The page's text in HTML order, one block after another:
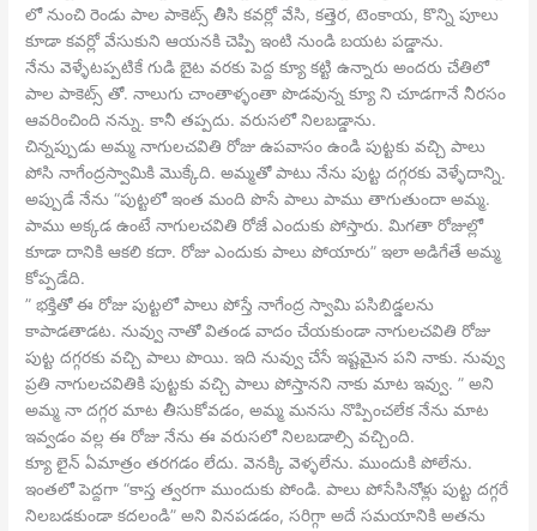
లో నుంచి రెండు పాల పాకెట్స్ తీసి కవర్లో వేసి, కత్తెర, టెంకాయ, కొన్ని పూలు
కూడా కవర్లో వేసుకుని ఆయనకి చెప్పి ఇంటి నుండి బయట పడ్డాను.
నేను వెళ్ళేటప్పటికే గుడి బైట వరకు పెద్ద క్యూ కట్టి ఉన్నారు అందరు చేతిలో
పాల పాకెట్స్ తో. నాలుగు చాంతాళ్ళంతా పొడవున్న క్యూ ని చూడగానే నీరసం
ఆవరించింది నన్ను. కానీ తప్పదు. వరుసలో నిలబడ్డాను.
చిన్నప్పుడు అమ్మ నాగులచవితి రోజు ఉపవాసం ఉండి పుట్టకు వచ్చి పాలు
పోసి నాగేంద్రస్వామికి మొక్కేది. అమ్మతో పాటు నేను పుట్ట దగ్గరకు వెళ్ళేదాన్ని.
అప్పుడే నేను “పుట్టలో ఇంత మంది పొసే పాలు పాము తాగుతుందా అమ్మ.
పాము అక్కడ ఉంటే నాగులచవితి రోజే ఎందుకు పోస్తారు. మిగతా రోజుల్లో
కూడా దానికి ఆకలి కదా. రోజు ఎందుకు పాలు పోయారు” ఇలా అడిగేతే అమ్మ
కోప్పడేది.
” భక్తితో ఈ రోజు పుట్టలో పాలు పోస్తే నాగేంద్ర స్వామి పసిబిడ్డలను
కాపాడతాడట. నువ్వు నాతో వితండ వాదం చేయకుండా నాగులచవితి రోజు
పుట్ట దగ్గరకు వచ్చి పాలు పొయి. ఇది నువ్వు చేసే ఇష్టమైన పని నాకు. నువ్వు
ప్రతి నాగులచవితికి పుట్టకు వచ్చి పాలు పోస్తానని నాకు మాట ఇవ్వు. ” అని
అమ్మ నా దగ్గర మాట తీసుకోవడం, అమ్మ మనసు నొప్పించలేక నేను మాట
ఇవ్వడం వల్ల ఈ రోజు నేను ఈ వరుసలో నిలబడాల్సి వచ్చింది.
క్యూ లైన్ ఏమాత్రం తరగడం లేదు. వెనక్కి వెళ్ళలేను. ముందుకి పోలేను.
ఇంతలో పెద్దగా “కాస్త త్వరగా ముందుకు పోండి. పాలు పోసేసినోళ్లు పుట్ట దగ్గరే
నిలబడకుండా కదలండి” అని వినపడడం, సరిగ్గా అదే సమయానికి అతను